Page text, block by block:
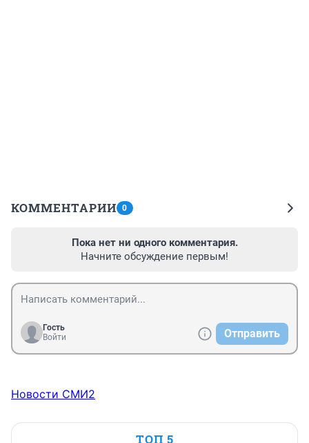
КОММЕНТАРИИ 0
Пока нет ни одного комментария.
Начните обсуждение первым!
Гость
Войти
Отправить
Новости СМИ2
ТОП 5